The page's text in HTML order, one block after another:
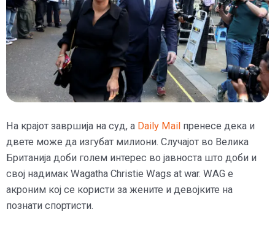
На крајот завршија на суд, а Daily Mail пренесе дека и
двете може да изгубат милиони. Случајот во Велика
Британија доби голем интерес во јавноста што доби и
свој надимак Wagatha Christie Wags at war. WAG е
акроним кој се користи за жените и девојките на
познати спортисти.